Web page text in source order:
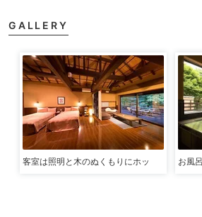
GALLERY
客室は照明と木のぬくもりにホッ お風